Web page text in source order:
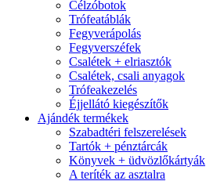
Célzóbotok
Trófeatáblák
Fegyverápolás
Fegyverszéfek
Csalétek + elriasztók
Csalétek, csali anyagok
Trófeakezelés
Éjjellátó kiegészítők
Ajándék termékek
Szabadtéri felszerelések
Tartók + pénztárcák
Könyvek + üdvözlőkártyák
A teríték az asztalra